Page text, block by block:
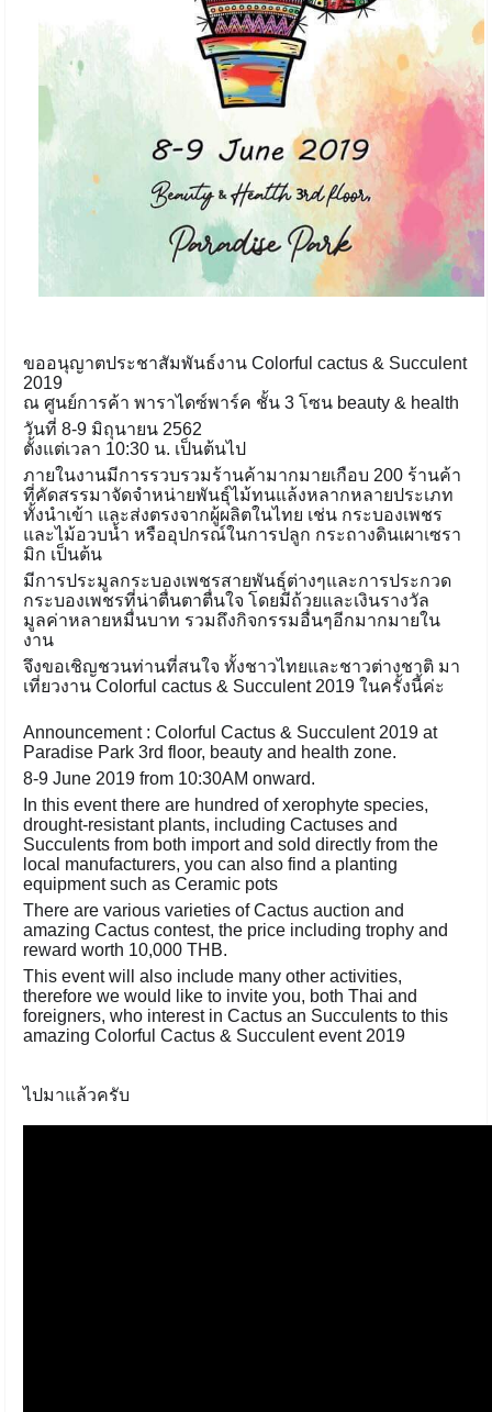
ขออนุญาตประชาสัมพันธ์งาน Colorful cactus & Succulent
2019
ณ ศูนย์การค้า พาราไดซ์พาร์ค ชั้น 3 โซน beauty & health
วันที่ 8-9 มิถุนายน 2562
ตั้งแต่เวลา 10:30 น. เป็นต้นไป
ภายในงานมีการรวบรวมร้านค้ามากมายเกือบ 200 ร้านค้า
ที่คัดสรรมาจัดจำหน่ายพันธุ์ไม้ทนแล้งหลากหลายประเภท
ทั้งนำเข้า และส่งตรงจากผู้ผลิตในไทย เช่น กระบองเพชร
และไม้อวบน้ำ หรืออุปกรณ์ในการปลูก กระถางดินเผาเซรา
มิก เป็นต้น
มีการประมูลกระบองเพชรสายพันธุ์ต่างๆและการประกวด
กระบองเพชรที่น่าตื่นตาตื่นใจ โดยมีถ้วยและเงินรางวัล
มูลค่าหลายหมื่นบาท รวมถึงกิจกรรมอื่นๆอีกมากมายใน
งาน
จึงขอเชิญชวนท่านที่สนใจ ทั้งชาวไทยและชาวต่างชาติ มา
เที่ยวงาน Colorful cactus & Succulent 2019 ในครั้งนี้ค่ะ
Announcement : Colorful Cactus & Succulent 2019 at
Paradise Park 3rd floor, beauty and health zone.
8-9 June 2019 from 10:30AM onward.
In this event there are hundred of xerophyte species,
drought-resistant plants, including Cactuses and
Succulents from both import and sold directly from the
local manufacturers, you can also find a planting
equipment such as Ceramic pots
There are various varieties of Cactus auction and
amazing Cactus contest, the price including trophy and
reward worth 10,000 THB.
This event will also include many other activities,
therefore we would like to invite you, both Thai and
foreigners, who interest in Cactus an Succulents to this
amazing Colorful Cactus & Succulent event 2019
ไปมาแล้วครับ